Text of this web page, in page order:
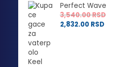
Perfect Wave
3,540.00RSD
2,832.00 RSD